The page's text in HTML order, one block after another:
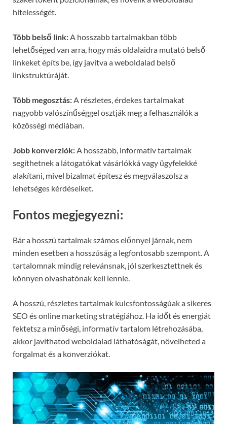
hitelességét.
Több belső link:A hosszabb tartalmakban több
lehetőséged van arra, hogy más oldalaidra mutató belső
linkeket építs be, így javítva a weboldalad belső
linkstruktúráját.
Több megosztás:A részletes, érdekes tartalmakat
nagyobb valószínűséggel osztják meg a felhasználók a
közösségi médiában.
Jobb konverziók:A hosszabb, informatív tartalmak
segíthetnek a látogatókat vásárlókká vagy ügyfelekké
alakítani, mivel bizalmat építesz és megválaszolsz a
lehetséges kérdéseiket.
Fontos megjegyezni:
Bár a hosszú tartalmak számos előnnyel járnak, nem
minden esetben a hosszúság a legfontosabb szempont. A
tartalomnak mindig relevánsnak, jól szerkesztettnek és
könnyen olvashatónak kell lennie.
A hosszú, részletes tartalmak kulcsfontosságúak a sikeres
SEO és online marketing stratégiához. Ha időt és energiát
fektetsz a minőségi, informatív tartalom létrehozásába,
akkor javíthatod weboldalad láthatóságát, növelheted a
forgalmat és a konverziókat.